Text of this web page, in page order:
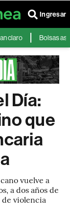
Ingresar
Bolsas
Día:
que
vuelve a
a dos años de
de violencia